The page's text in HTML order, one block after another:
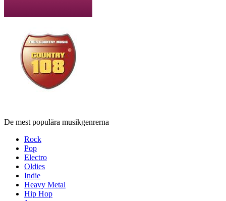
De mest populära musikgenrerna
Rock
Pop
Electro
Oldies
Indie
Heavy Metal
Hip Hop